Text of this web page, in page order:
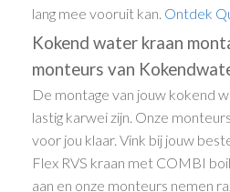
lang mee vooruit kan. Ontdek
Kokend water kraan
monteurs van
De montage van jouw kokend
lastig karwei zijn. Onze
voor jou klaar. Vink bij jouw
Flex RVS kraan met COMBI
aan en onze monteurs nemen